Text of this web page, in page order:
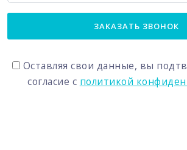
ЗАКАЗАТЬ ЗВОНОК
Оставляя свои данные, вы
согласие с политикой